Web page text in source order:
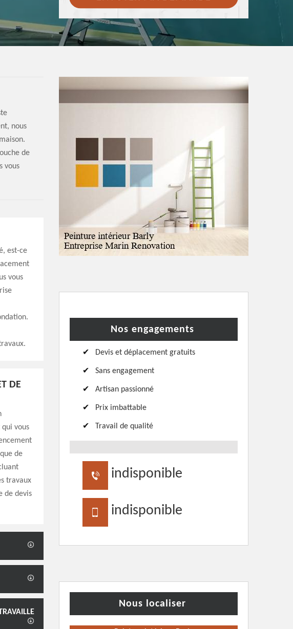
nous
de
vous
est-ce
vous
DE
vous
de
travaux
de devis
Nos engagements
Devis et déplacement gratuits
Sans engagement
Artisan passionné
Prix imbattable
Travail de qualité
indisponible
indisponible
Nous localiser